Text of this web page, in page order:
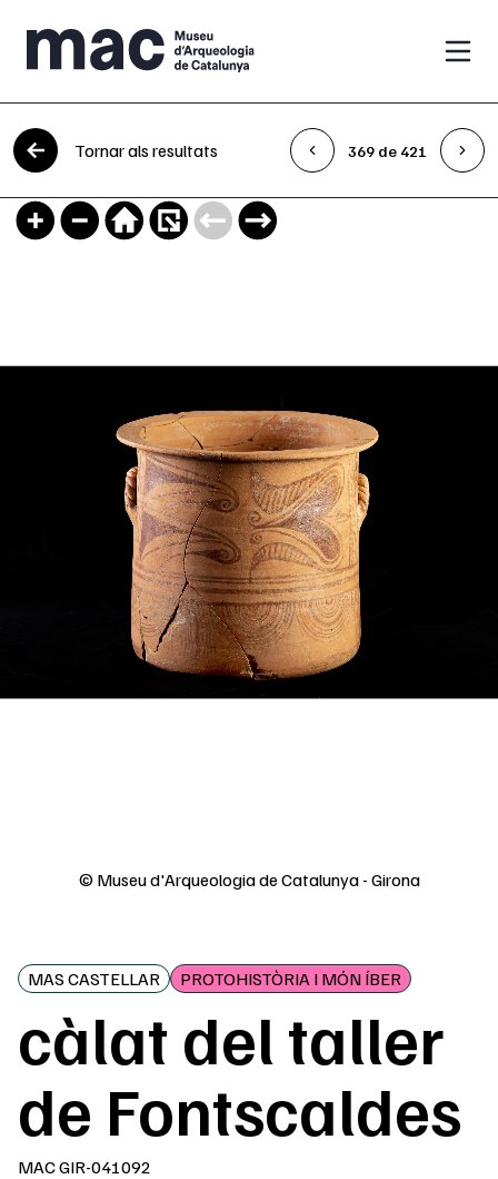
Vés al contingut
Tornar als resultats 369 de 421
© Museu d'Arqueologia de Catalunya - Girona
MAS CASTELLAR PROTOHISTÒRIA I MÓN ÍBER
càlat del taller
de Fontscaldes
MAC GIR-041092